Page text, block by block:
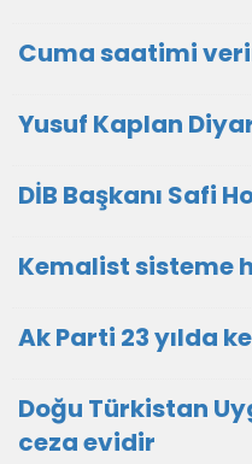
Cuma saatimi
Yusuf Kaplan
DİB Başkanı Safi
Kemalist sisteme
Ak Parti 23 yılda
Doğu Türkistan
ceza evidir